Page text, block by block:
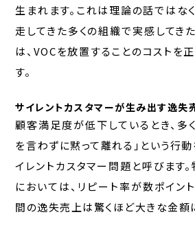
生まれます。これは理論の話ではな
走してきた多くの組織で実感してき
は、VOCを放置することのコストを
す。
サイレントカスタマーが生み出す逸失
顧客満足度が低下しているとき、多
を言わずに黙って離れる」という行動
イレントカスタマー問題と呼びます
においては、リピート率が数ポイン
間の逸失売上は驚くほど大きな金額